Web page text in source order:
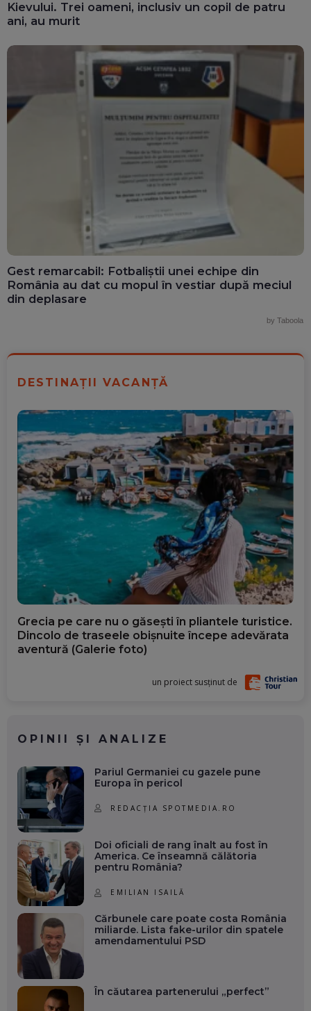
Kievului. Trei oameni, inclusiv un copil de patru
ani, au murit
Gest remarcabil: Fotbaliștii unei echipe din
România au dat cu mopul în vestiar după meciul
din deplasare
by Taboola
DESTINAȚII VACANȚĂ
Grecia pe care nu o găsești în pliantele turistice.
Dincolo de traseele obișnuite începe adevărata
aventură (Galerie foto)
un proiect susținut de
OPINII ȘI ANALIZE
Pariul Germaniei cu gazele pune
Europa în pericol
REDACȚIA SPOTMEDIA.RO
Doi oficiali de rang înalt au fost în
America. Ce înseamnă călătoria
pentru România?
EMILIAN ISAILĂ
Cărbunele care poate costa România
miliarde. Lista fake-urilor din spatele
amendamentului PSD
În căutarea partenerului „perfect”